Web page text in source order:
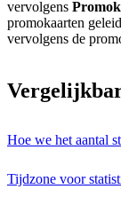
vervolgens
promokaarten
vervolgens de
Hoe we het aantal
Tijdzone voor